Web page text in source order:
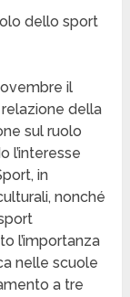
dello sport
il
della
sul ruolo
l’interesse
in
nonché
l’importanza
nelle scuole
a tre